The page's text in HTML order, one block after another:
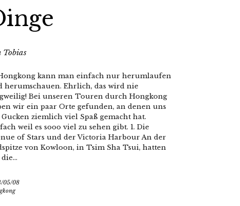
Tobias
kann man einfach nur herumlaufen
herumschauen. Ehrlich, das wird nie
Bei unseren Touren durch Hongkong
wir ein paar Orte gefunden, an denen uns
Gucken ziemlich viel Spaß gemacht hat.
weil es sooo viel zu sehen gibt. 1. Die
of Stars und der Victoria Harbour An der
von Kowloon, in Tsim Sha Tsui, hatten
05/08